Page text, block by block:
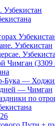
Узбекистан
Узбекистан
Чимган
Бука —
— Чимган
по